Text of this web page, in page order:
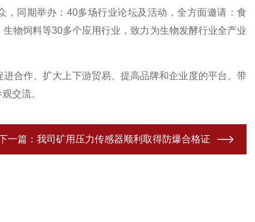
，同期举办： 40多场行业论坛及活动，全方面邀请：食
生物饲料等30多个应用行业，致力为生物发酵行业全产业
合作、扩大上下游贸易、提高品牌和企业度的平台。带
交流。
一篇： 我司矿用压力传感器顺利取得防爆合格证